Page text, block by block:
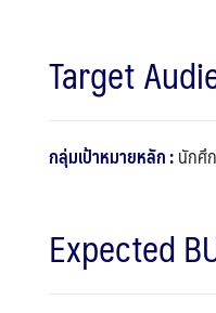
Target
กลุ่มเป้าหมายหลัก :นักศึ
Expected